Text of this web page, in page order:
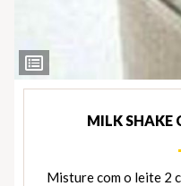
Ver
Ingredientes
MILK SHAKE
Misture com o leite 2